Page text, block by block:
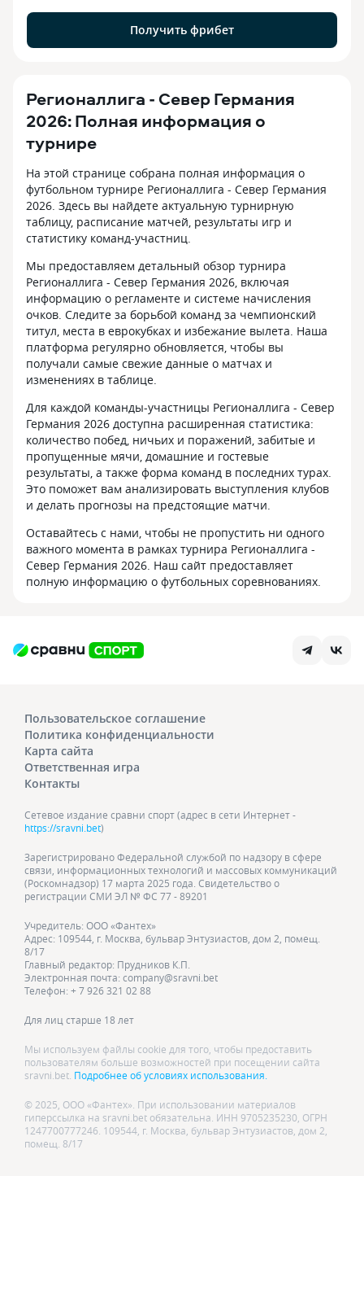
Получить фрибет
Регионаллигa - Север Германия
2026: Полная информация о
турнире
На этой странице собрана полная информация о
футбольном турнире Регионаллигa - Север Германия
2026. Здесь вы найдете актуальную турнирную
таблицу, расписание матчей, результаты игр и
статистику команд-участниц.
Мы предоставляем детальный обзор турнира
Регионаллигa - Север Германия 2026, включая
информацию о регламенте и системе начисления
очков. Следите за борьбой команд за чемпионский
титул, места в еврокубках и избежание вылета. Наша
платформа регулярно обновляется, чтобы вы
получали самые свежие данные о матчах и
изменениях в таблице.
Для каждой команды-участницы Регионаллигa - Север
Германия 2026 доступна расширенная статистика:
количество побед, ничьих и поражений, забитые и
пропущенные мячи, домашние и гостевые
результаты, а также форма команд в последних турах.
Это поможет вам анализировать выступления клубов
и делать прогнозы на предстоящие матчи.
Оставайтесь с нами, чтобы не пропустить ни одного
важного момента в рамках турнира Регионаллигa -
Север Германия 2026. Наш сайт предоставляет
полную информацию о футбольных соревнованиях.
Пользовательское соглашение
Политика конфиденциальности
Карта сайта
Ответственная игра
Контакты
Сетевое издание сравни спорт (адрес в сети Интернет -
https://sravni.bet)
Зарегистрировано Федеральной службой по надзору в сфере
связи, информационных технологий и массовых коммуникаций
(Роскомнадзор) 17 марта 2025 года. Свидетельство о
регистрации СМИ ЭЛ № ФС 77 - 89201
Учредитель: ООО «Фантех»
Адрес: 109544, г. Москва, бульвар Энтузиастов, дом 2, помещ.
8/17
Главный редактор: Прудников К.П.
Электронная почта: company@sravni.bet
Телефон: + 7 926 321 02 88
Для лиц старше 18 лет
Мы используем файлы cookie для того, чтобы предоставить
пользователям больше возможностей при посещении сайта
sravni.bet. Подробнее об условиях использования.
© 2025, ООО «Фантех». При использовании материалов
гиперссылка на sravni.bet обязательна. ИНН 9705235230, ОГРН
1247700777246. 109544, г. Москва, бульвар Энтузиастов, дом 2,
помещ. 8/17